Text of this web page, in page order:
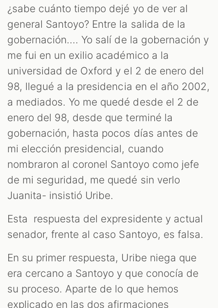
¿sabe cuánto tiempo dejé yo de ver al
general Santoyo? Entre la salida de la
gobernación.... Yo salí de la gobernación y
me fui en un exilio académico a la
universidad de Oxford y el 2 de enero del
98, llegué a la presidencia en el año 2002,
a mediados. Yo me quedé desde el 2 de
enero del 98, desde que terminé la
gobernación, hasta pocos días antes de
mi elección presidencial, cuando
nombraron al coronel Santoyo como jefe
de mi seguridad, me quedé sin verlo
Juanita- insistió Uribe.
Esta respuesta del expresidente y actual
senador, frente al caso Santoyo, es falsa.
En su primer respuesta, Uribe niega que
era cercano a Santoyo y que conocía de
su proceso. Aparte de lo que hemos
explicado en las dos afirmaciones